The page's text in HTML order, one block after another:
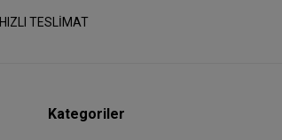
HIZLI TESLİMAT
Kategoriler